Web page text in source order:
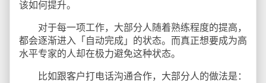
该如何提升。
对于每一项工作，大部分人随着熟练程度的提高，
都会逐渐进入「自动完成」的状态。而真正想要成为高
水平专家的人却在极力避免这种状态。
比如跟客户打电话沟通合作，大部分人的做法是：